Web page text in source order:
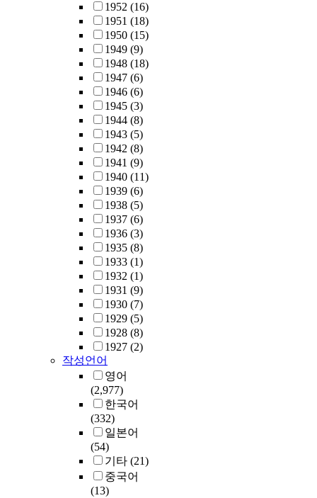
1952 (16)
1951 (18)
1950 (15)
1949 (9)
1948 (18)
1947 (6)
1946 (6)
1945 (3)
1944 (8)
1943 (5)
1942 (8)
1941 (9)
1940 (11)
1939 (6)
1938 (5)
1937 (6)
1936 (3)
1935 (8)
1933 (1)
1932 (1)
1931 (9)
1930 (7)
1929 (5)
1928 (8)
1927 (2)
작성언어
영어
(2,977)
한국어
(332)
일본어
(54)
기타 (21)
중국어
(13)